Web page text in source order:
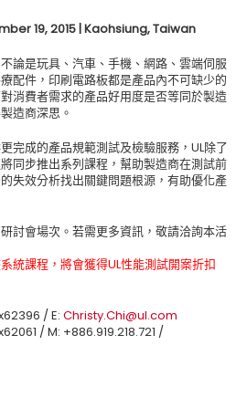
19, 2015 | Kaohsiung, Taiwan
論是玩具、汽車、手機、網路、雲端伺服
配件，印刷電路板都是產品內不可缺少的
消費者需求的產品好用度是否等同於製造
造商深思。
完成的產品規範測試及檢驗服務，UL除了
同步推出系列課程，幫助製造商在測試前
失效分析找出關鍵問題根源，有助優化產
討會場次。若需更多資訊，敬請洽詢本活
統課程，將會獲得UL性能測試開案折扣
/ E: Christy.Chi@ul.com
/ M: +886.919.218.721 /